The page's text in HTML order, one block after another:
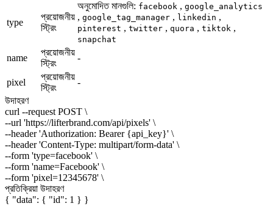
type
প্রয়োজনীয়
স্ট্রিং
অনুমোদিত মানগুলি: facebook , google_analytics
, google_tag_manager , linkedin ,
pinterest , twitter , quora , tiktok ,
snapchat
name
প্রয়োজনীয়
স্ট্রিং
-
pixel
প্রয়োজনীয়
স্ট্রিং
-
উদাহরণ
curl --request POST \
--url 'https://lifterbrand.com/api/pixels' \
--header 'Authorization: Bearer {api_key}' \
--header 'Content-Type: multipart/form-data' \
--form 'type=facebook' \
--form 'name=Facebook' \
--form 'pixel=12345678' \
প্রতিক্রিয়া উদাহরণ
{ "data": { "id": 1 } }